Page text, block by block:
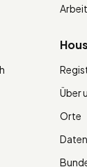
Über
Orte